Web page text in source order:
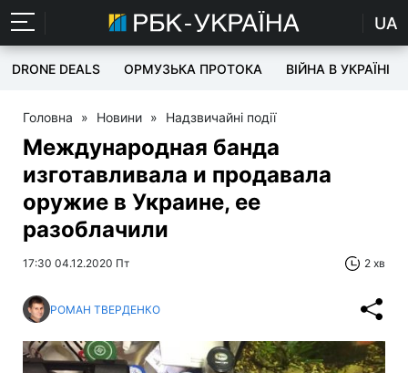
UA
DRONE DEALS ОРМУЗЬКА ПРОТОКА ВІЙНА В УКРАЇНІ
Головна » Новини » Надзвичайні події
Международная банда
изготавливала и продавала
оружие в Украине, ее
разоблачили
17:30 04.12.2020 Пт 2 хв
РОМАН ТВЕРДЕНКО